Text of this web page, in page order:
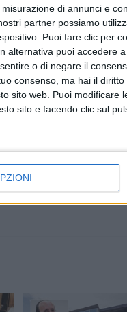
di annunci e
partner possiamo
Puoi fare clic per
alternativa puoi accedere
o di negare il
consenso, ma hai il
sito web. Puoi modificare
sito e facendo clic sul
di Molfetta.
6